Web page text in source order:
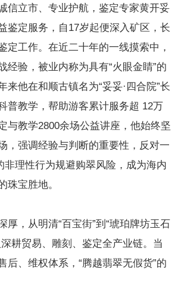
立市、专业护航，鉴定专家黄开妥
鉴定服务，自17岁起便深入矿区，长
定工作。在近二十年的一线摸索中，
经验，被业内称为具有“火眼金睛”的
来他在和顺古镇名为“妥妥·四合院”长
普教学，帮助游客累计服务超 12万
与教学2800余场公益讲座，他始终坚
，强调经验与判断的重要性，反对一
非理性行为规避购翠风险，成为海内
珠宝胜地。
，从明清“百宝街”到“琥珀牌坊玉石
耕贸易、雕刻、鉴定全产业链。当
后、维权体系，“腾越翡翠无假货”的